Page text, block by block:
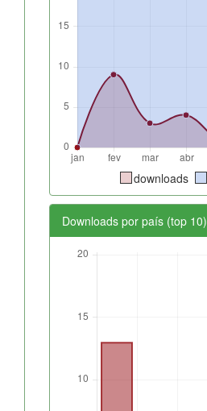
downloads
Downloads por país (top 10)